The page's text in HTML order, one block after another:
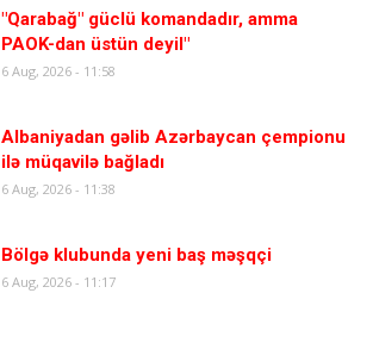
"Qarabağ" güclü komandadır, amma
PAOK-dan üstün deyil"
6 Aug, 2026 - 11:58
Albaniyadan gəlib Azərbaycan çempionu
ilə müqavilə bağladı
6 Aug, 2026 - 11:38
Bölgə klubunda yeni baş məşqçi
6 Aug, 2026 - 11:17